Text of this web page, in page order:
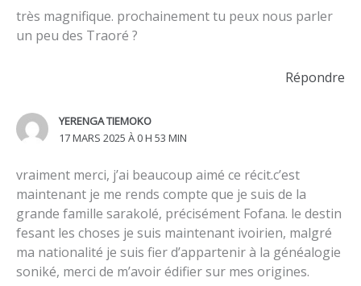
très magnifique. prochainement tu peux nous parler
un peu des Traoré ?
Répondre
YERENGA TIEMOKO
17 MARS 2025 À 0 H 53 MIN
vraiment merci, j’ai beaucoup aimé ce récit.c’est
maintenant je me rends compte que je suis de la
grande famille sarakolé, précisément Fofana. le destin
fesant les choses je suis maintenant ivoirien, malgré
ma nationalité je suis fier d’appartenir à la généalogie
soniké, merci de m’avoir édifier sur mes origines.